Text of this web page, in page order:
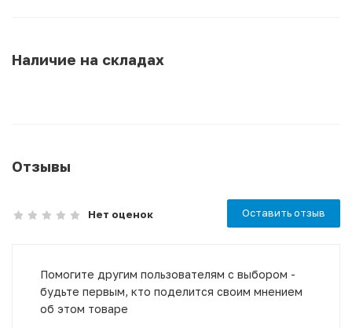
Наличие на складах
Отзывы
Нет оценок Оставить отзыв
Помогите другим пользователям с выбором -
будьте первым, кто поделится своим мнением
об этом товаре